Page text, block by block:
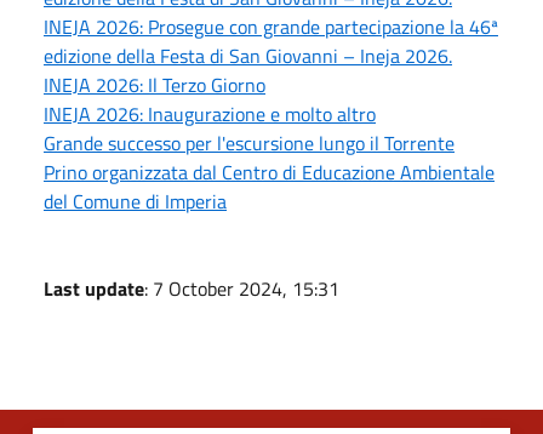
INEJA 2026: Prosegue con grande partecipazione la 46ª
edizione della Festa di San Giovanni – Ineja 2026.
INEJA 2026: Il Terzo Giorno
INEJA 2026: Inaugurazione e molto altro
Grande successo per l'escursione lungo il Torrente
Prino organizzata dal Centro di Educazione Ambientale
del Comune di Imperia
Last update: 7 October 2024, 15:31